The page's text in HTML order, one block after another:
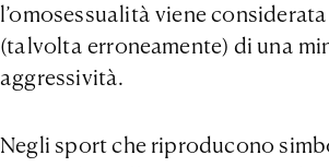
l’omosessualità viene
(talvolta erroneamente) di una
aggressività.
Negli sport che riproducono